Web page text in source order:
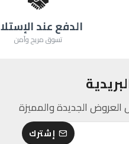
الدفع عند
تسوق مريح وآمن
الجديدة والمميزة
إشترك